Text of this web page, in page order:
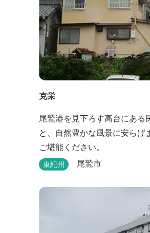
克栄
尾鷲港を見下ろす高台にある
と、自然豊かな風景に安らげ
ご堪能ください。
東紀州 尾鷲市